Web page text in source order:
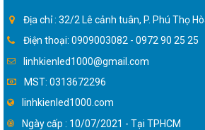
Địa chỉ : 32/2 Lê cảnh tuân, P. Phú Thọ
Điện thoại: 0909003082 - 0972 90 25 25
linhkienled1000@gmail.com
MST: 0313672296
linhkienled1000.com
Ngày cấp : 10/07/2021 - Tại TPHCM